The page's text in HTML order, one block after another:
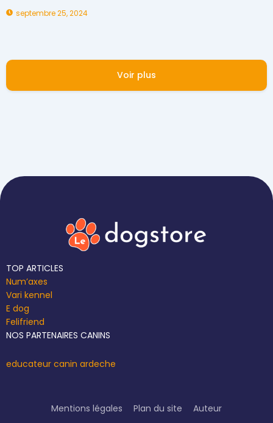
septembre 25, 2024
Voir plus
TOP ARTICLES
Num’axes
Vari kennel
E dog
Felifriend
NOS PARTENAIRES CANINS
educateur canin ardeche
Mentions légales Plan du site Auteur